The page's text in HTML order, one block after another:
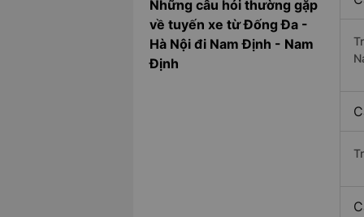
Những câu hỏi thường gặp
về tuyến xe từ Đống Đa -
Hà Nội đi Nam Định - Nam
Định